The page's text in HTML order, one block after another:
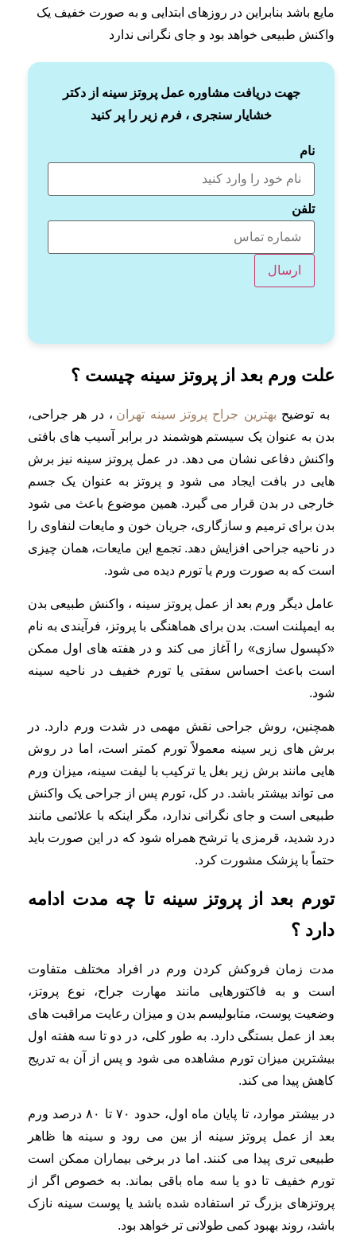
مایع باشد بنابراین در روزهای ابتدایی و به صورت خفیف یک
واکنش طبیعی خواهد بود و جای نگرانی ندارد
جهت دریافت مشاوره عمل پروتز سینه از دکتر
خشایار سنجری ، فرم زیر را پر کنید
نام
تلفن
علت ورم بعد از پروتز سینه چیست ؟
به توضیح بهترین جراح پروتز سینه تهران ، در هر جراحی،
بدن به عنوان یک سیستم هوشمند در برابر آسیب های بافتی
واکنش دفاعی نشان می دهد. در عمل پروتز سینه نیز برش
هایی در بافت ایجاد می شود و پروتز به عنوان یک جسم
خارجی در بدن قرار می گیرد. همین موضوع باعث می شود
بدن برای ترمیم و سازگاری، جریان خون و مایعات لنفاوی را
در ناحیه جراحی افزایش دهد. تجمع این مایعات، همان چیزی
است که به صورت ورم یا تورم دیده می شود.
عامل دیگر ورم بعد از عمل پروتز سینه ، واکنش طبیعی بدن
به ایمپلنت است. بدن برای هماهنگی با پروتز، فرآیندی به نام
«کپسول سازی» را آغاز می کند و در هفته های اول ممکن
است باعث احساس سفتی یا تورم خفیف در ناحیه سینه
شود.
همچنین، روش جراحی نقش مهمی در شدت ورم دارد. در
برش های زیر سینه معمولاً تورم کمتر است، اما در روش
هایی مانند برش زیر بغل یا ترکیب با لیفت سینه، میزان ورم
می تواند بیشتر باشد. در کل، تورم پس از جراحی یک واکنش
طبیعی است و جای نگرانی ندارد، مگر اینکه با علائمی مانند
درد شدید، قرمزی یا ترشح همراه شود که در این صورت باید
حتماً با پزشک مشورت کرد.
تورم بعد از پروتز سینه تا چه مدت ادامه
دارد ؟
مدت زمان فروکش کردن ورم در افراد مختلف متفاوت
است و به فاکتورهایی مانند مهارت جراح، نوع پروتز،
وضعیت پوست، متابولیسم بدن و میزان رعایت مراقبت های
بعد از عمل بستگی دارد. به طور کلی، در دو تا سه هفته اول
بیشترین میزان تورم مشاهده می شود و پس از آن به تدریج
کاهش پیدا می کند.
در بیشتر موارد، تا پایان ماه اول، حدود ۷۰ تا ۸۰ درصد ورم
بعد از عمل پروتز سینه از بین می رود و سینه ها ظاهر
طبیعی تری پیدا می کنند. اما در برخی بیماران ممکن است
تورم خفیف تا دو یا سه ماه باقی بماند. به خصوص اگر از
پروتزهای بزرگ تر استفاده شده باشد یا پوست سینه نازک
باشد، روند بهبود کمی طولانی تر خواهد بود.